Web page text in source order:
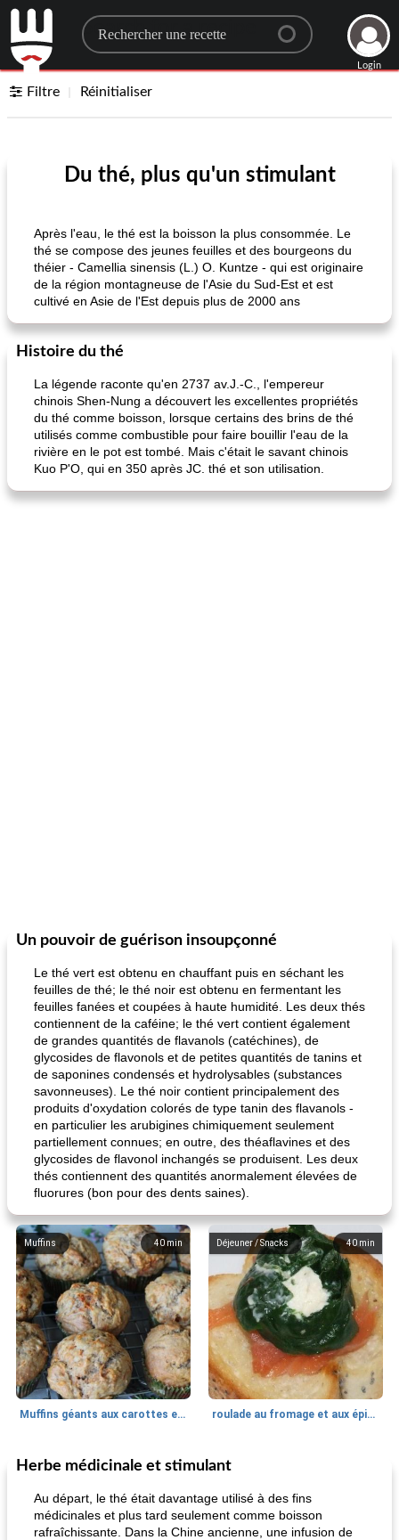
Search for a recipe
Login
Filtre Réinitialiser
Du thé, plus qu'un stimulant
Après l'eau, le thé est la boisson la plus consommée. Le
thé se compose des jeunes feuilles et des bourgeons du
théier - Camellia sinensis (L.) O. Kuntze - qui est originaire
de la région montagneuse de l'Asie du Sud-Est et est
cultivé en Asie de l'Est depuis plus de 2000 ans
Histoire du thé
La légende raconte qu'en 2737 av.J.-C., l'empereur
chinois Shen-Nung a découvert les excellentes propriétés
du thé comme boisson, lorsque certains des brins de thé
utilisés comme combustible pour faire bouillir l'eau de la
rivière en le pot est tombé. Mais c'était le savant chinois
Kuo P'O, qui en 350 après JC. thé et son utilisation.
Un pouvoir de guérison insoupçonné
Le thé vert est obtenu en chauffant puis en séchant les
feuilles de thé; le thé noir est obtenu en fermentant les
feuilles fanées et coupées à haute humidité. Les deux thés
contiennent de la caféine; le thé vert contient également
de grandes quantités de flavanols (catéchines), de
glycosides de flavonols et de petites quantités de tanins et
de saponines condensés et hydrolysables (substances
savonneuses). Le thé noir contient principalement des
produits d'oxydation colorés de type tanin des flavanols -
en particulier les arubigines chimiquement seulement
partiellement connues; en outre, des théaflavines et des
glycosides de flavonol inchangés se produisent. Les deux
thés contiennent des quantités anormalement élevées de
fluorures (bon pour des dents saines).
40 min
Muffins
Muffins géants aux carottes et à la banane de Nif
40 min
Déjeuner / Snacks
roulade au fromage et aux épinards
30 min
Marques de confiance: recettes et
Viande et volaille
Herbe médicinale et stimulant
Au départ, le thé était davantage utilisé à des fins
médicinales et plus tard seulement comme boisson
rafraîchissante. Dans la Chine ancienne, une infusion de